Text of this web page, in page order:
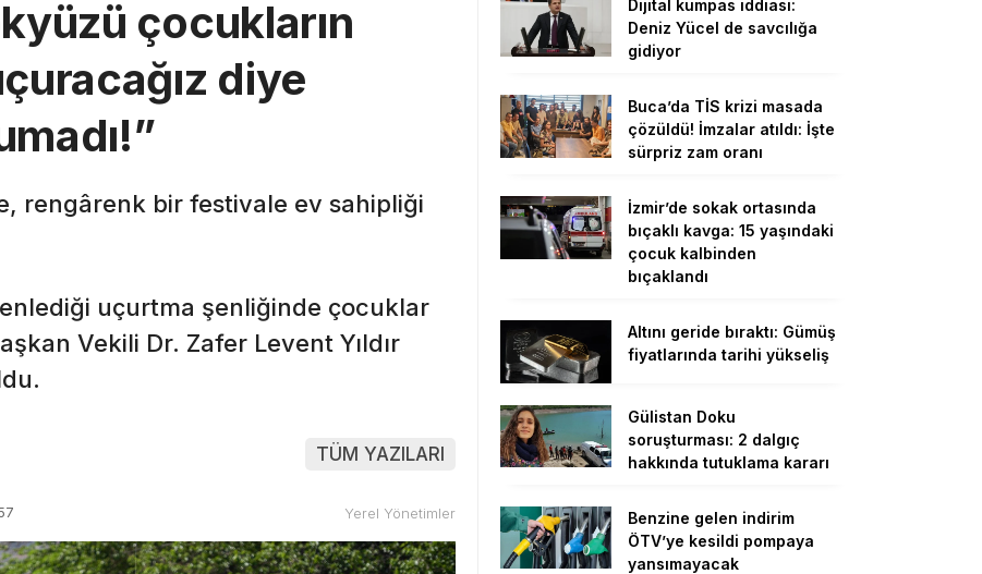
çocukların
diye
rengârenk bir festivale ev sahipliği
uçurtma şenliğinde çocuklar
Vekili Dr. Zafer Levent Yıldır
TÜM YAZILARI
Yerel Yönetimler
Dijital kumpas iddiası:
Deniz Yücel de savcılığa
gidiyor
Buca’da TİS krizi masada
çözüldü! İmzalar atıldı: İşte
sürpriz zam oranı
İzmir’de sokak ortasında
bıçaklı kavga: 15 yaşındaki
çocuk kalbinden
bıçaklandı
Altını geride bıraktı: Gümüş
fiyatlarında tarihi yükseliş
Gülistan Doku
soruşturması: 2 dalgıç
hakkında tutuklama kararı
Benzine gelen indirim
ÖTV’ye kesildi pompaya
yansımayacak